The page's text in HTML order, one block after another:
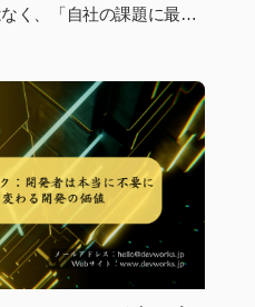
く、「自社の課題に最適
準そのものが変わり始め
市場動向を踏まえなが
エンド双方の人気フレー
が今後も価値を持ち続け
す。